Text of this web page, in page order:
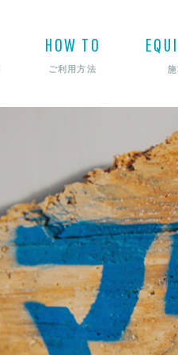
HOW TO
ご利用方法